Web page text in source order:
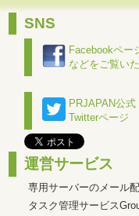
SNS
Facebookペー
などをご覧い
PRJAPAN公式
Twitterページ
運営サービス
専用サーバーのメール
タスク管理サービス